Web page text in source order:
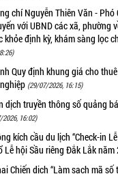
chí Nguyễn Thiên Văn -
với UBND các xã, phường
khỏe định kỳ, khám sàng lọc
Quy định khung giá cho
(29/07/2026, 16:15)
dịch truyền thông số quảng
16:02)
kích cầu du lịch “Check-in
Lễ hội Sầu riêng Đắk Lắk năm
Chiến dịch “Làm sạch mã số